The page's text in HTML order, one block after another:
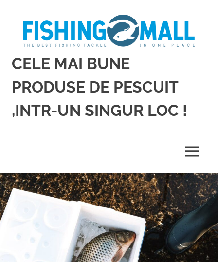
conținut
CELE MAI BUNE
PRODUSE DE PESCUIT
,INTR-UN SINGUR LOC !
pescuit,
intr-
MENU